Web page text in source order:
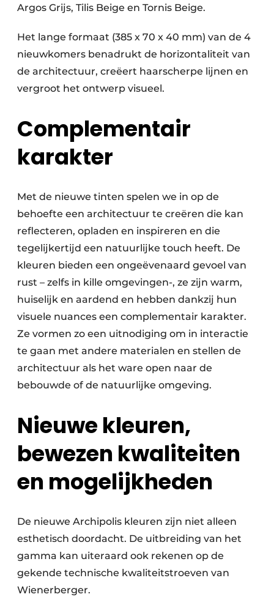
Argos Grijs, Tilis Beige en Tornis Beige.
Het lange formaat (385 x 70 x 40 mm) van de 4
nieuwkomers benadrukt de horizontaliteit van
de architectuur, creëert haarscherpe lijnen en
vergroot het ontwerp visueel.
Complementair
karakter
Met de nieuwe tinten spelen we in op de
behoefte een architectuur te creëren die kan
reflecteren, opladen en inspireren en die
tegelijkertijd een natuurlijke touch heeft. De
kleuren bieden een ongeëvenaard gevoel van
rust – zelfs in kille omgevingen-, ze zijn warm,
huiselijk en aardend en hebben dankzij hun
visuele nuances een complementair karakter.
Ze vormen zo een uitnodiging om in interactie
te gaan met andere materialen en stellen de
architectuur als het ware open naar de
bebouwde of de natuurlijke omgeving.
Nieuwe kleuren,
bewezen kwaliteiten
en mogelijkheden
De nieuwe Archipolis kleuren zijn niet alleen
esthetisch doordacht. De uitbreiding van het
gamma kan uiteraard ook rekenen op de
gekende technische kwaliteitstroeven van
Wienerberger.